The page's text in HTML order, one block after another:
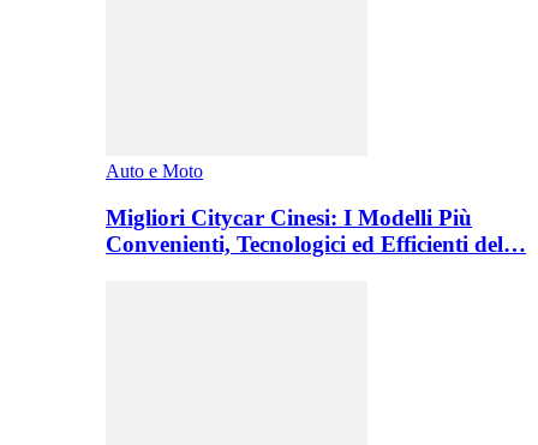
Auto e Moto
Migliori Citycar Cinesi: I Modelli Più
Convenienti, Tecnologici ed Efficienti del…